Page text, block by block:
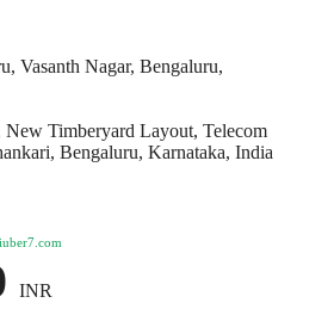
Vasanth Nagar, Bengaluru,
New Timberyard Layout, Telecom
Bengaluru, Karnataka, India
INR